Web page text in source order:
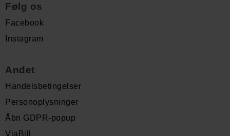
Følg os
Facebook
Instagram
Andet
Handelsbetingelser
Personoplysninger
Åbn GDPR-popup
ViaBill